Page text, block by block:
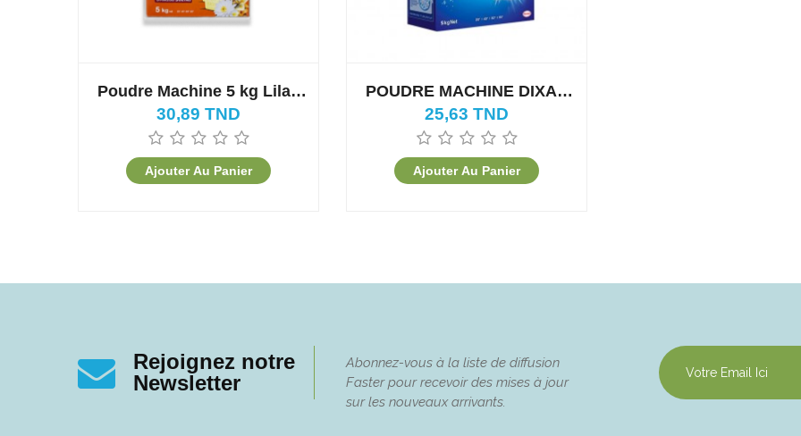
Poudre Machine 5 kg Lilas
Savon de Marseille
30,89 TND
Ajouter Au Panier
POUDRE MACHINE DIXAN
5KG
25,63 TND
Ajouter Au Panier
Rejoignez notre
Newsletter
Abonnez-vous à la liste de diffusion
Faster pour recevoir des mises à jour
sur les nouveaux arrivants.